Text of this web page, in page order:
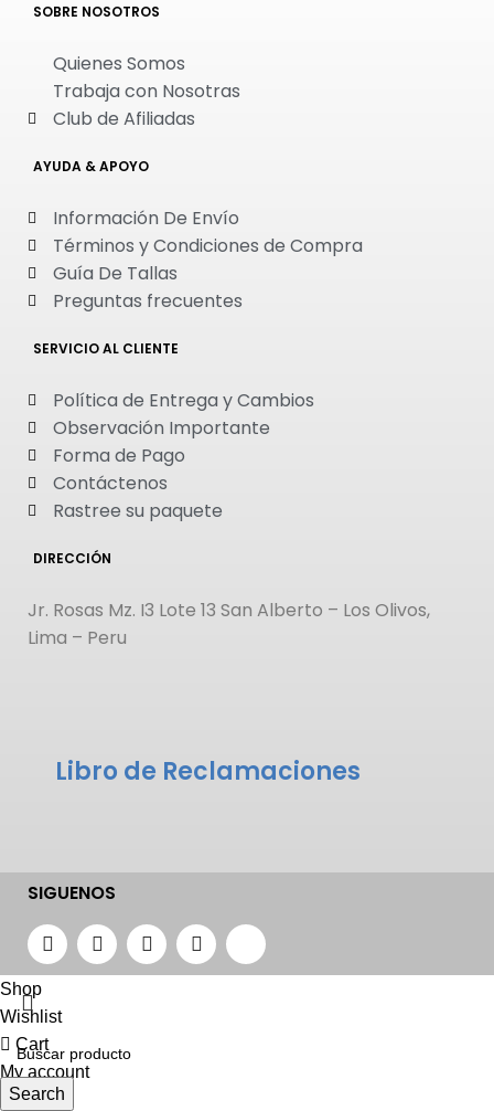
SOBRE NOSOTROS
Quienes Somos
Trabaja con Nosotras
Club de Afiliadas
AYUDA & APOYO
Información De Envío
Términos y Condiciones de Compra
Guía De Tallas
Preguntas frecuentes
SERVICIO AL CLIENTE
Política de Entrega y Cambios
Observación Importante
Forma de Pago
Contáctenos
Rastree su paquete
DIRECCIÓN
Jr. Rosas Mz. I3 Lote 13 San Alberto – Los Olivos,
Lima – Peru
Libro de Reclamaciones
SIGUENOS
Search
Shop
Wishlist
Cart
My account